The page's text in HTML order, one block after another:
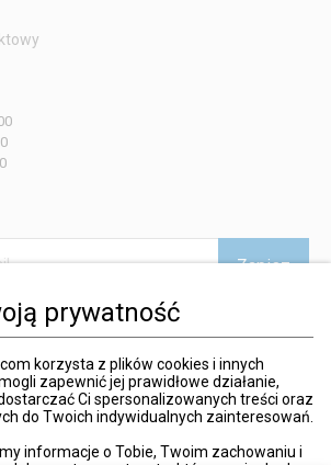
prywatność
korzysta z plików cookies i innych
zapewnić jej prawidłowe działanie,
Ci spersonalizowanych treści oraz
do Twoich indywidualnych zainteresowań.
informacje o Tobie, Twoim zachowaniu i
Zapisz
otrzymywanie od SMYK sp. z o.o. informacji o
za pośrednictwem środków komunikacji
z łatwością cofnąć wyrażone zgody.